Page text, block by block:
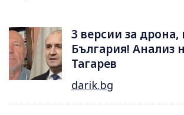
3 версии за дрона,
България! Анализ
Тагарев
darik.bg